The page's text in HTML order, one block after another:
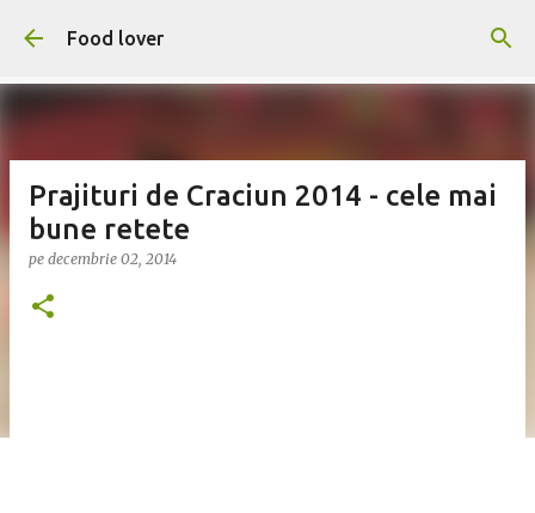
Treceți la conținutul principal
Food lover
Prajituri de Craciun 2014 - cele mai
bune retete
pe decembrie 02, 2014